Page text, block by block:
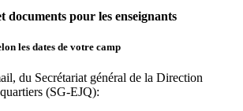
documents pour les enseignants
les dates de votre camp
du Secrétariat général de la Direction
(SG-EJQ):